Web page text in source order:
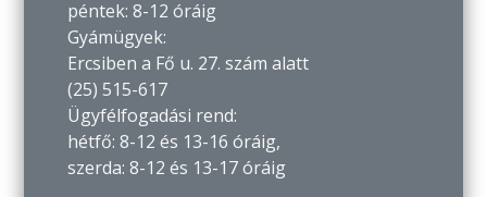
péntek: 8-12 óráig
Gyámügyek:
Ercsiben a Fő u. 27. szám alatt
(25) 515-617
Ügyfélfogadási rend:
hétfő: 8-12 és 13-16 óráig,
szerda: 8-12 és 13-17 óráig